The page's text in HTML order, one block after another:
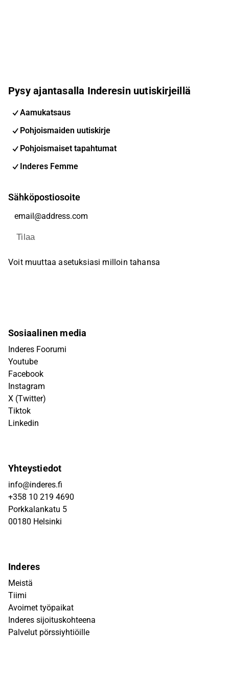
Pysy ajantasalla Inderesin uutiskirjeillä
Aamukatsaus
Pohjoismaiden uutiskirje
Pohjoismaiset tapahtumat
Inderes Femme
Sähköpostiosoite
Tilaa
Voit muuttaa asetuksiasi milloin tahansa
Sosiaalinen media
Inderes Foorumi
Youtube
Facebook
Instagram
X (Twitter)
Tiktok
Linkedin
Yhteystiedot
info@inderes.fi
+358 10 219 4690
Porkkalankatu 5
00180 Helsinki
Inderes
Meistä
Tiimi
Avoimet työpaikat
Inderes sijoituskohteena
Palvelut pörssiyhtiöille